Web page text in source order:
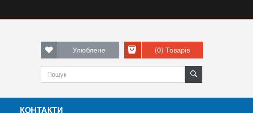
Улюблене (0) Товарів
КОНТАКТИ